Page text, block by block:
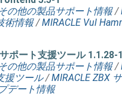
の他の製品サポート情報 /
術情報 /MIRACLE Vul
ポート支援ツール 1.1.28-1
の他の製品サポート情報 /
援ツール /MIRACLE ZBX
デート情報